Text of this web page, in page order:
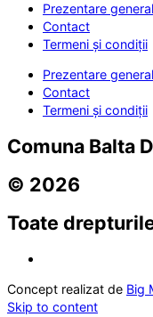
Prezentare
Contact
Termeni și condiții
Prezentare
Contact
Termeni și condiții
Comuna Balta
© 2026
Toate
Concept realizat de Big
Skip to content